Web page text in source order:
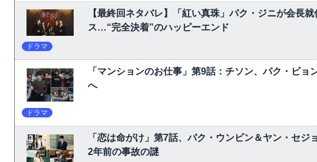
【最終回ネタバレ】「紅い真珠」パク・ジニが会長
ス…“完全決着”のハッピーエンド
ドラマ
「マンションのお仕事」第9話：チソン、パク・ビ
へ
ドラマ
「恋は命がけ」第7話、パク・ウンビン＆ヤン・セ
2年前の事故の謎